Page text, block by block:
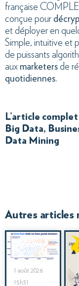
française
conçue pour
et déployer en
Simple, intuitive et
de puissants
aux marketers de
quotidiennes.
L’article
Big Data,
Data Mining
Autres articles
1 août 2026
15h31